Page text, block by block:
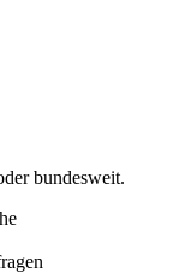
bundesweit.